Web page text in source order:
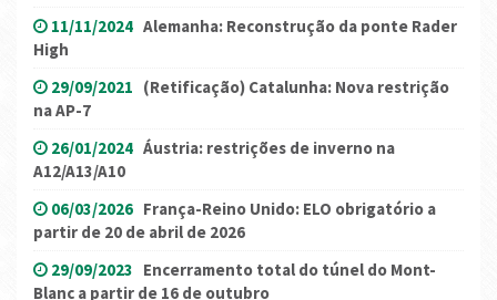
11/11/2024 Alemanha: Reconstrução da ponte Rader
High
29/09/2021 (Retificação) Catalunha: Nova restrição
na AP-7
26/01/2024 Áustria: restrições de inverno na
A12/A13/A10
06/03/2026 França-Reino Unido: ELO obrigatório a
partir de 20 de abril de 2026
29/09/2023 Encerramento total do túnel do Mont-
Blanc a partir de 16 de outubro